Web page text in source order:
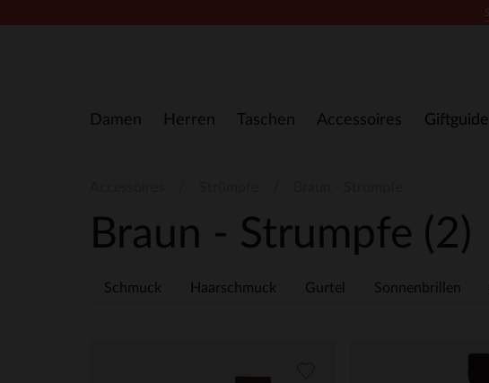
Damen Herren Taschen Accessoires Giftguide
Braun - Strumpfe (2)
Schmuck Haarschmuck Gurtel Sonnenbrillen